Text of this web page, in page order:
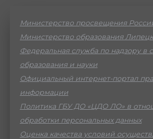
Министерство просвещения
Министерство образования
Федеральная служба по надзору в
образования и науки
Официальный интернет-портал
информации
Политика ГБУ ДО «ЦДО ЛО» в
обработки персональных данных
Оценка качества условий